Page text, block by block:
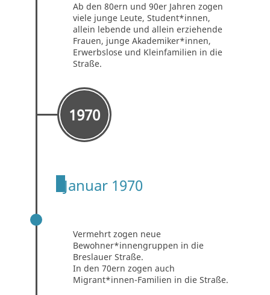
Ab den 80ern und 90er Jahren zogen
viele junge Leute, Student*innen,
allein lebende und allein erziehende
Frauen, junge Akademiker*innen,
Erwerbslose und Kleinfamilien in die
Straße.
1970
Januar 1970
Vermehrt zogen neue
Bewohner*innengruppen in die
Breslauer Straße.
In den 70ern zogen auch
Migrant*innen-Familien in die Straße.